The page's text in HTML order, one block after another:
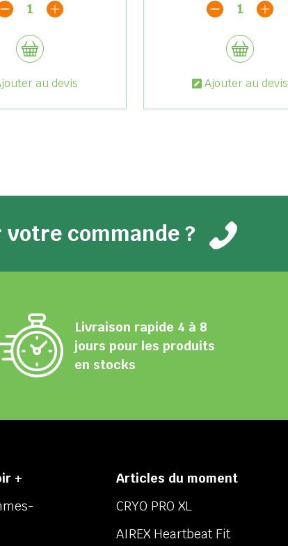
1
au devis
1
Ajouter au devis
commande ?
Livraison rapide 4 à 8
jours pour les produits
en stocks
+
Articles du moment
CRYO PRO XL
AIREX Heartbeat Fit